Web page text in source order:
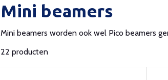
Mini beamers
Mini beamers worden ook wel Pico beamers
22 producten